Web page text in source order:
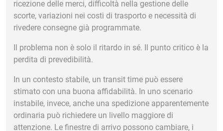
ricezione delle merci, difficoltà nella gestione delle
scorte, variazioni nei costi di trasporto e necessità di
rivedere consegne già programmate.
Il problema non è solo il ritardo in sé. Il punto critico è la
perdita di prevedibilità.
In un contesto stabile, un transit time può essere
stimato con una buona affidabilità. In uno scenario
instabile, invece, anche una spedizione apparentemente
ordinaria può richiedere un livello maggiore di
attenzione. Le finestre di arrivo possono cambiare, i